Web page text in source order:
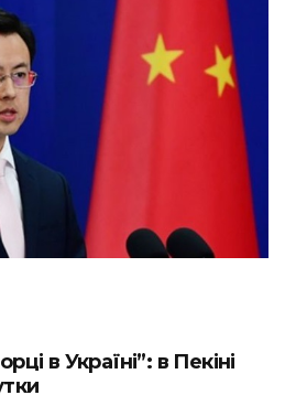
в Україні”: в Пекіні